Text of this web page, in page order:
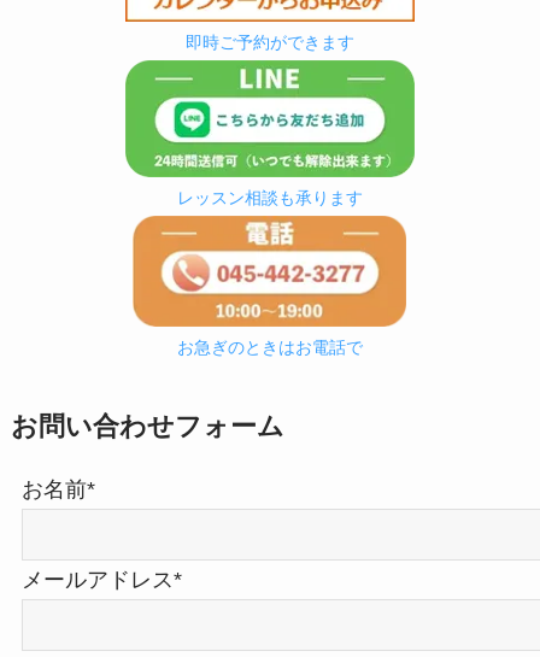
即時ご予約ができます
レッスン相談も承ります
お急ぎのときはお電話で
お問い合わせフォーム
お名前*
メールアドレス*